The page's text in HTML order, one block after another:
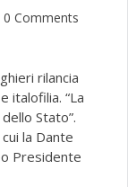
0 Comments
rilancia
italofilia. “La
Stato”.
la Dante
Presidente